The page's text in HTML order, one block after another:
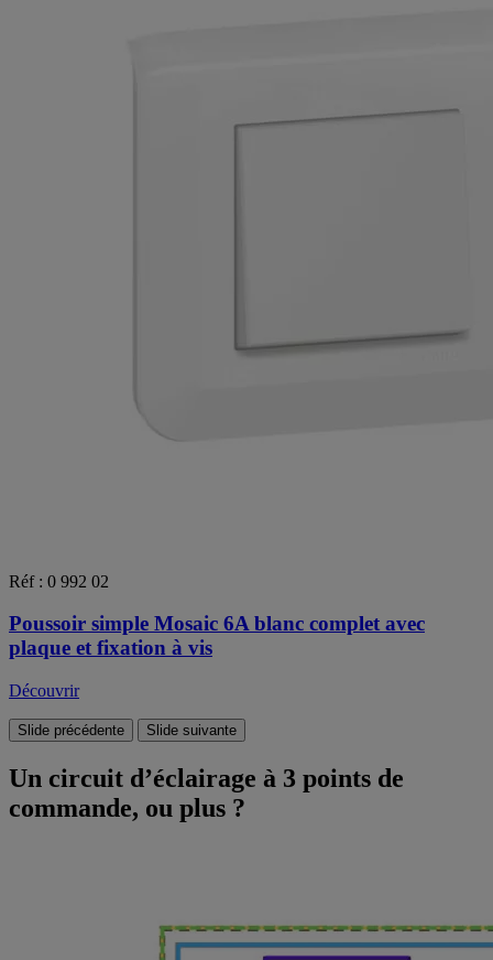
Réf : 0 992 02
Poussoir simple Mosaic 6A blanc complet avec
plaque et fixation à vis
Découvrir
Slide précédente Slide suivante
Un circuit d’éclairage à 3 points de
commande, ou plus ?